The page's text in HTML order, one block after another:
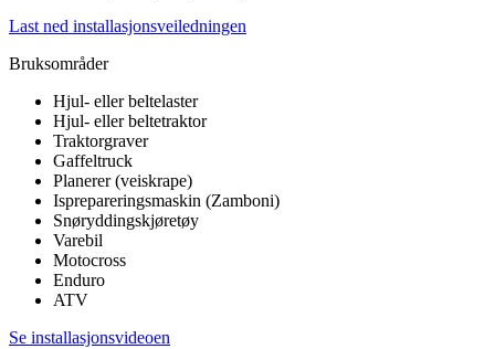
Last ned installasjonsveiledningen
Bruksområder
Hjul- eller beltelaster
Hjul- eller beltetraktor
Traktorgraver
Gaffeltruck
Planerer (veiskrape)
Isprepareringsmaskin (Zamboni)
Snøryddingskjøretøy
Varebil
Motocross
Enduro
ATV
Se installasjonsvideoen